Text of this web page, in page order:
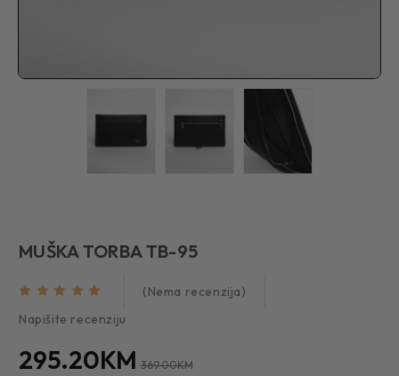
MUŠKA TORBA TB-95
(Nema recenzija)
Napišite recenziju
295.20KM 369.00KM